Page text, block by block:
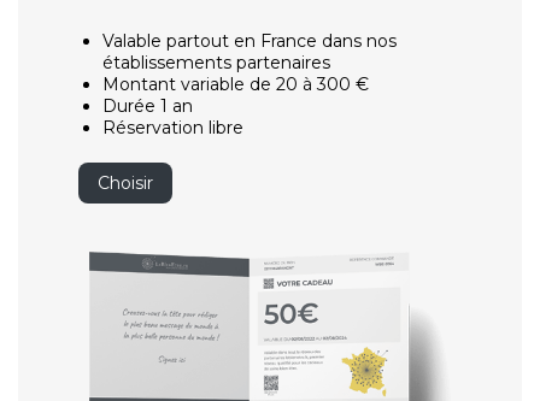
Valable partout en France dans nos
établissements partenaires
Montant variable de 20 à 300 €
Durée 1 an
Réservation libre
Choisir